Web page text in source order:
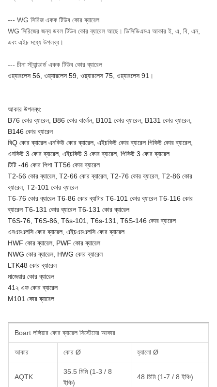
--- WG সিরিজ একক টিউব কোর ব্যারেল
WG সিরিজের জন্য ডবল টিউব কোর ব্যারেল আছে। ডিসিডিএমএ আকার ই, এ, বি, এন,
এবং এইচ মধ্যে উপলব্ধ।
--- চীনা স্ট্যান্ডার্ড একক টিউব কোর ব্যারেল
ওয়্যারলেস 56, ওয়্যারলেস 59, ওয়্যারলেস 75, ওয়্যারলেস 91।
আকার উপলব্ধ:
B76 কোর ব্যারেল, B86 কোর বার্লেল, B101 কোর ব্যারেল, B131 কোর ব্যারেল,
B146 কোর ব্যারেল
বিQ কোর ব্যারেল এনকিউ কোর ব্যারেল, এইচকিউ কোর ব্যারেল পিকিউ কোর ব্যারেল,
এনকিউ 3 কোর ব্যারেল, এইচকিউ 3 কোর ব্যারেল, পিকিউ 3 কোর ব্যারেল
টিটি -46 কোর পিপা TT56 কোর ব্যারেল
T2-56 কোর ব্যারেল, T2-66 কোর ব্যারেল, T2-76 কোর ব্যারেল, T2-86 কোর
ব্যারেল, T2-101 কোর ব্যারেল
T6-76 কোর ব্যারেল T6-86 কোর ব্যাটার T6-101 কোর ব্যারেল T6-116 কোর
ব্যারেল T6-131 কোর ব্যারেল T6-131 কোর ব্যারেল
T6S-76, T6S-86, T6s-101, T6s-131, T6S-146 কোর ব্যারেল
এনএমএলসি কোর ব্যারেল, এইচএমএলসি কোর ব্যারেল
HWF কোর ব্যারেল, PWF কোর ব্যারেল
NWG কোর ব্যারেল, HWG কোর ব্যারেল
LTK48 কোর ব্যারেল
মাজেয়ার কোর ব্যারেল
41২ এফ কোর ব্যারেল
M101 কোর ব্যারেল
Boart লঙ্গিয়ার কোর ব্যারেল সিস্টেমের আকার
আকার কোর Ø হ্যালো Ø
AQTK
35.5 মিমি (1-3 / 8
ইঞ্চি)
48 মিমি (1-7 / 8 ইঞ্চি)